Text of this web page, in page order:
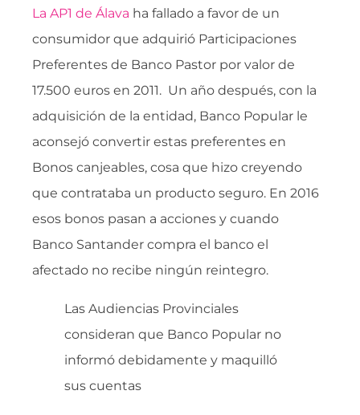
La AP1 de Álava ha fallado a favor de un
consumidor que adquirió Participaciones
Preferentes de Banco Pastor por valor de
17.500 euros en 2011. Un año después, con la
adquisición de la entidad, Banco Popular le
aconsejó convertir estas preferentes en
Bonos canjeables, cosa que hizo creyendo
que contrataba un producto seguro. En 2016
esos bonos pasan a acciones y cuando
Banco Santander compra el banco el
afectado no recibe ningún reintegro.
Las Audiencias Provinciales
consideran que Banco Popular no
informó debidamente y maquilló
sus cuentas